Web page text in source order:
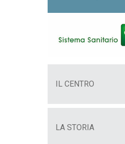
IL CENTRO
LA STORIA